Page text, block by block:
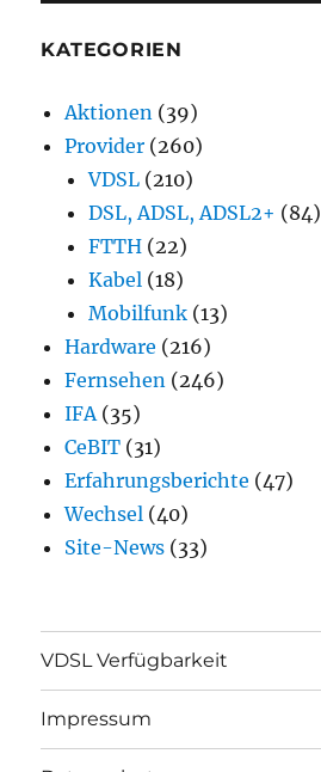
KATEGORIEN
Aktionen (39)
Provider (260)
VDSL (210)
DSL, ADSL, ADSL2+ (84)
FTTH (22)
Kabel (18)
Mobilfunk (13)
Hardware (216)
Fernsehen (246)
IFA (35)
CeBIT (31)
Erfahrungsberichte (47)
Wechsel (40)
Site-News (33)
VDSL Verfügbarkeit
Impressum